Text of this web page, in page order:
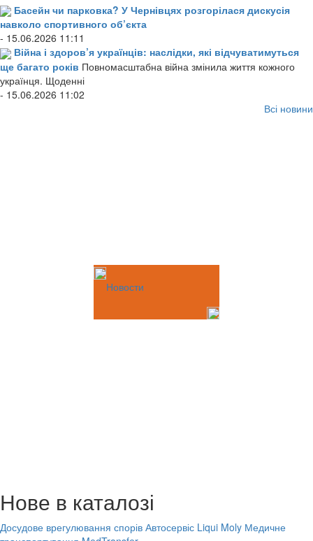
Басейн чи парковка? У Чернівцях розгорілася дискусія
навколо спортивного об’єкта
- 15.06.2026 11:11
Війна і здоров’я українців: наслідки, які відчуватимуться
ще багато років Повномасштабна війна змінила життя кожного
українця. Щоденні
- 15.06.2026 11:02
Всі новини
Новости
Нове в каталозі
Досудове врегулювання спорів Автосервіс Liqui Moly Медичне